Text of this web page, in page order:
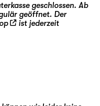
geschlossen. Ab
geöffnet. Der
ist jederzeit